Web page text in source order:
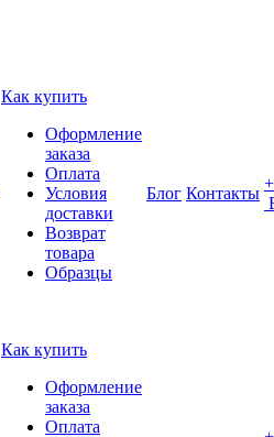
Как купить
Оформление
заказа
Оплата
Условия
доставки
Возврат
товара
Образцы
Блог Контакты
+
Как купить
Оформление
заказа
Оплата